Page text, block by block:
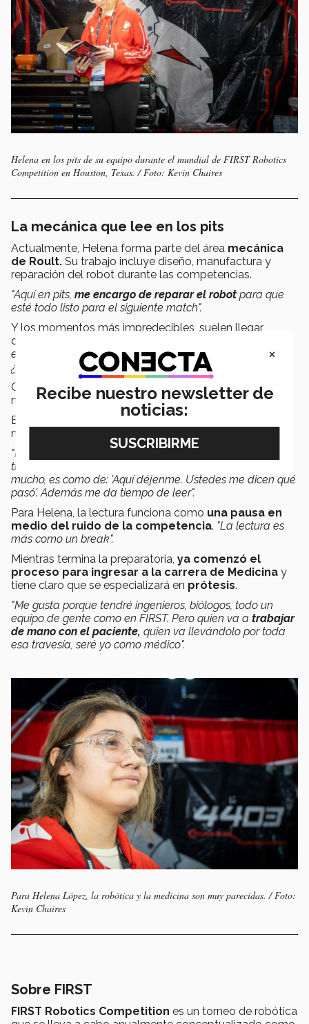
Helena en los pits de su equipo durante el mundial de FIRST Robotics
Competition en Houston, Texas. / Foto: Kevin Chaires
La mecánica que lee en los pits
Actualmente, Helena forma parte del área mecánica
de Roult. Su trabajo incluye diseño, manufactura y
reparación del robot durante las competencias.
"Aquí en pits, me encargo de reparar el robot para que
esté todo listo para el siguiente match".
Y los momentos más impredecibles, suelen llegar
durante los
es cuando sí nos dejamos empezar a probar cosas. A ver,
¿y qué tal este diseño?".
Cuando no está ajustando piezas o revisando
mecanismos, suele hacer algo distinto:lee.
En el regional pasado terminó un libro completo
mientras permanecía en los pits.
"Parte de
tiene que estar aquí en pits y como a mí no me gusta salir
mucho, es como de: 'Aquí déjenme. Ustedes me dicen qué
pasó'. Además me da tiempo de leer".
Para Helena, la lectura funciona como una pausa en
medio del ruido de la competencia. "La lectura es
más como un break".
Mientras termina la preparatoria, ya comenzó el
proceso para ingresar a la carrera de Medicina y
tiene claro que se especializará en prótesis.
"Me gusta porque tendré ingenieros, biólogos, todo un
equipo de gente como en FIRST. Pero quien va a trabajar
de mano con el paciente, quien va llevándolo por toda
esa travesía, seré yo como médico".
Para Helena López, la robótica y la medicina son muy parecidas. / Foto:
Kevin Chaires
Sobre FIRST
FIRST Robotics Competition es un torneo de robótica
×
Recibe nuestro newsletter de
noticias: